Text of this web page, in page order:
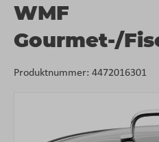
WMF
Gourmet-/
Produktnummer: 4472016301